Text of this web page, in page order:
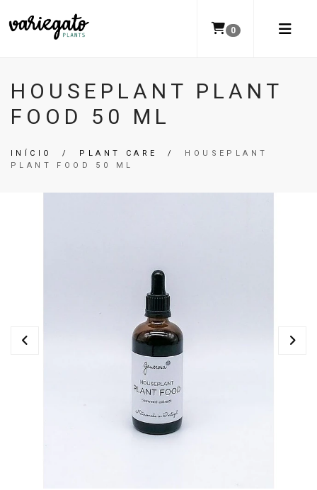
0
HOUSEPLANT PLANT
FOOD 50 ML
INÍCIO / PLANT CARE / HOUSEPLANT
PLANT FOOD 50 ML